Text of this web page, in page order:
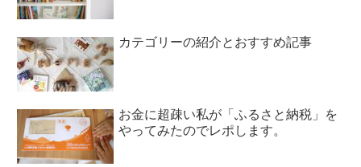
カテゴリーの紹介とおすすめ記事
お金に超疎い私が「ふるさと納税」を
やってみたのでレポします。